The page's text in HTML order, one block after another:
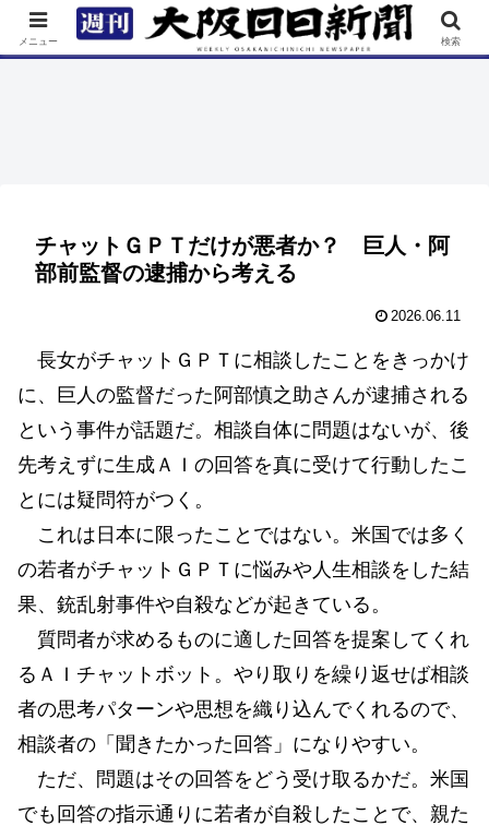
TOP 特集 ニュース 連載 街ネタ イベント
チャットＧＰＴだけが悪者か？ 巨人・阿
部前監督の逮捕から考える
2026.06.11
長女がチャットＧＰＴに相談したことをきっかけ
に、巨人の監督だった阿部慎之助さんが逮捕される
という事件が話題だ。相談自体に問題はないが、後
先考えずに生成ＡＩの回答を真に受けて行動したこ
とには疑問符がつく。
これは日本に限ったことではない。米国では多く
の若者がチャットＧＰＴに悩みや人生相談をした結
果、銃乱射事件や自殺などが起きている。
質問者が求めるものに適した回答を提案してくれ
るＡＩチャットボット。やり取りを繰り返せば相談
者の思考パターンや思想を織り込んでくれるので、
相談者の「聞きたかった回答」になりやすい。
ただ、問題はその回答をどう受け取るかだ。米国
でも回答の指示通りに若者が自殺したことで、親た
メニュー 検索